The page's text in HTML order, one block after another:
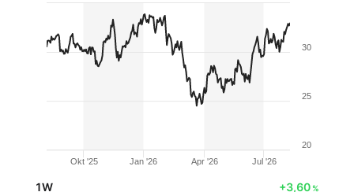
Okt '25 Jan '26 Apr '26 Jul '26
20
25
30
1W +3,60%